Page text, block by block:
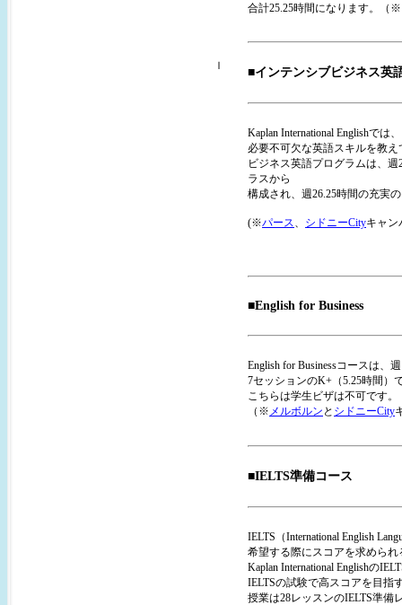
ｌ
合計25.25時間になります。（※
■インテンシブビジネス英
Kaplan International Englishで
必要不可欠な英語スキルを教え
ビジネス英語プログラムは、
ラスから
構成され、週26.25時間の充実
(※パース、 シドニーCityキャン
■English for Business
English for Businessコースは、
7セッションのK+（5.25時間）
こちらは学生ビザは不可です。
（※ メルボルン と シドニーCity
■IELTS準備コース
IELTS（International English
希望する際にスコアを求めら
Kaplan International Englishの
IELTSの試験で高スコアを目指
授業は28レッスンのIELTS準備